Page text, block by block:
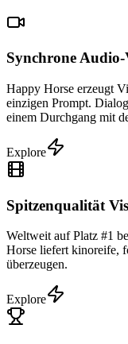
Synchrone Audio-
Happy Horse erzeugt
einzigen Prompt.
einem Durchgang mit
Explore
Spitzenqualität
Weltweit auf Platz #1
Horse liefert kinoreife,
überzeugen.
Explore